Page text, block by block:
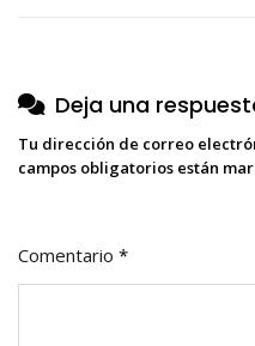
entradas
Deja una
Tu dirección de correo
campos obligatorios están
Comentario *